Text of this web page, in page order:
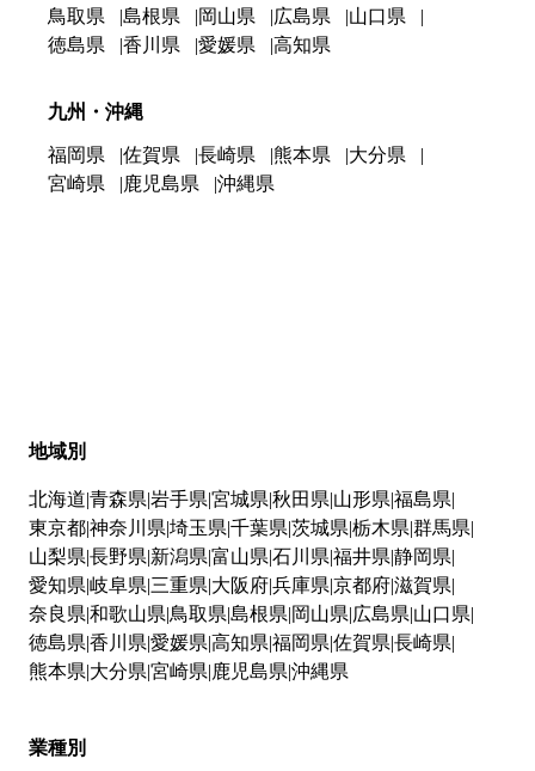
鳥取県 島根県 岡山県 広島県
山口県
徳島県
香川県 愛媛県 高知県
九州・沖縄
福岡県 佐賀県 長崎県 熊本県
大分県
宮崎県
鹿児島県 沖縄県
地域別
北海道 青森県 岩手県 宮城県 秋田県 山形県 福島県
東京都神奈川県 埼玉県 千葉県 茨城県 栃木県 群馬県
山梨県 長野県 新潟県 富山県 石川県 福井県 静岡県
愛知県 岐阜県 三重県 大阪府兵庫県 京都府滋賀県
奈良県 和歌山県 鳥取県 島根県 岡山県 広島県 山口県
徳島県 香川県 愛媛県 高知県 福岡県 佐賀県 長崎県
熊本県 大分県 宮崎県 鹿児島県 沖縄県
業種別